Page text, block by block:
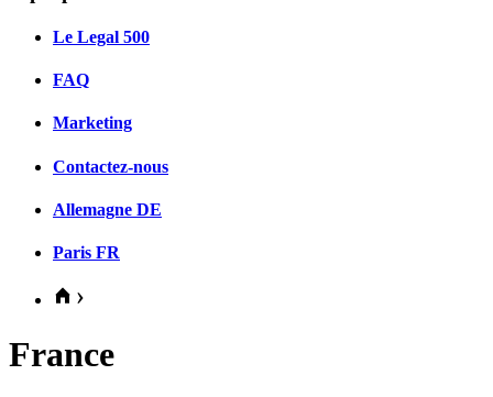
Le Legal 500
FAQ
Marketing
Contactez-nous
Allemagne DE
Paris FR
France